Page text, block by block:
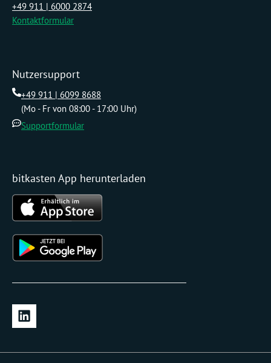
+49 911 | 6000 2874
Kontaktformular
Nutzersupport
+49 911 | 6099 8688
(Mo - Fr von 08:00 - 17:00 Uhr)
Supportformular
bitkasten App herunterladen
L
i
k